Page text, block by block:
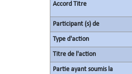
Accord Titre
Participant (s) de
Type d'action
Titre de l'action
Partie ayant soumis la